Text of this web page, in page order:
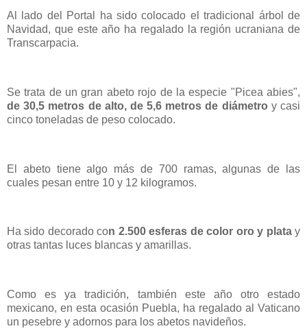
Al lado del Portal ha sido colocado el tradicional árbol de
Navidad, que este año ha regalado la región ucraniana de
Transcarpacia.
Se trata de un gran abeto rojo de la especie "Picea abies",
de 30,5 metros de alto, de 5,6 metros de diámetro y casi
cinco toneladas de peso colocado.
El abeto tiene algo más de 700 ramas, algunas de las
cuales pesan entre 10 y 12 kilogramos.
Ha sido decorado con 2.500 esferas de color oro y platay
otras tantas luces blancas y amarillas.
Como es ya tradición, también este año otro estado
mexicano, en esta ocasión Puebla, ha regalado al Vaticano
un pesebre y adornos para los abetos navideños.